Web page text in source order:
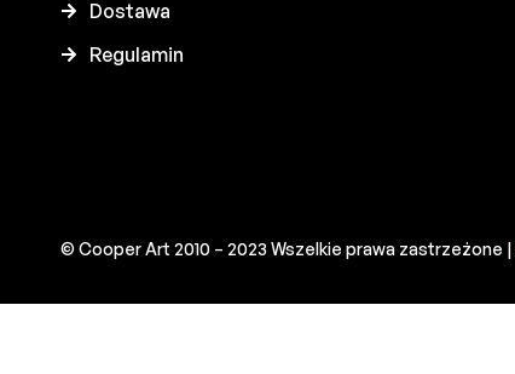
Dostawa
Regulamin
© Cooper Art 2010 – 2023 Wszelkie prawa zastrzeżone |